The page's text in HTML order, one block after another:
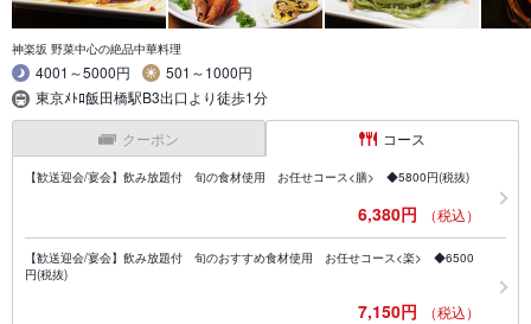
神楽坂 野菜中心の絶品中華料理
4001～5000円
501～1000円
東京ﾒﾄﾛ飯田橋駅B3出口より徒歩1分
クーポン コース
【歓送迎会/宴会】飲み放題付 旬の食材使用 お任せコース<膳> ◆5800円(税抜)
6,380円 （税込）
【歓送迎会/宴会】飲み放題付 旬のおすすめ食材使用 お任せコース<楽> ◆6500
円(税抜)
7,150円 （税込）